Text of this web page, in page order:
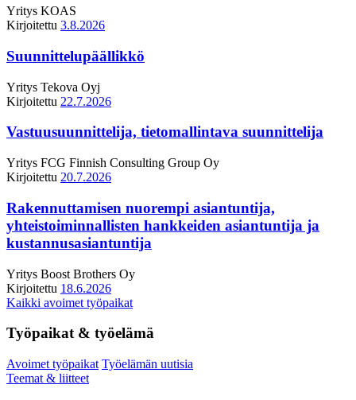
Yritys KOAS
Kirjoitettu 3.8.2026
Suunnittelupäällikkö
Yritys Tekova Oyj
Kirjoitettu 22.7.2026
Vastuusuunnittelija, tietomallintava suunnittelija
Yritys FCG Finnish Consulting Group Oy
Kirjoitettu 20.7.2026
Rakennuttamisen nuorempi asiantuntija,
yhteistoiminnallisten hankkeiden asiantuntija ja
kustannusasiantuntija
Yritys Boost Brothers Oy
Kirjoitettu 18.6.2026
Kaikki avoimet työpaikat
Työpaikat & työelämä
Avoimet työpaikat Työelämän uutisia
Teemat & liitteet